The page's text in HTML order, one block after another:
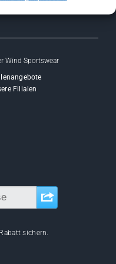
Wind Sportswear
Filialen
sichern.